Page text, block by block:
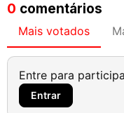
0 comentários
Mais votados
Entre para
Entrar